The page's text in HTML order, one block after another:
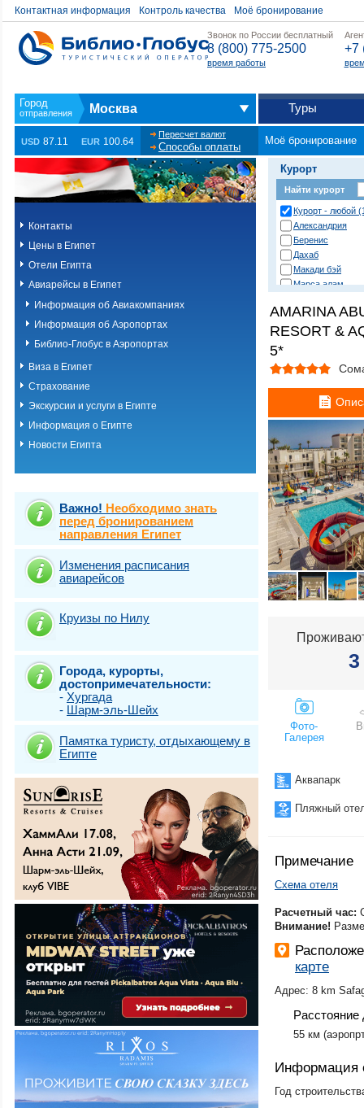
Контактная информация Контроль качества Моё бронирование
Звонок по России бесплатный
8 (800) 775-2500
время работы
+7
Москва Туры
USD 87.11 EUR 100.64
Пересчет валют
Способы оплаты
Моё бронирование
Контакты
Цены в Египет
Отели Египта
Авиарейсы в Египет
Информация об Авиакомпаниях
Информация об Аэропортах
Библио-Глобус в Аэропортах
Виза в Египет
Страхование
Экскурсии и услуги в Египте
Информация о Египте
Новости Египта
Важно! Необходимо знать
перед бронированием
направления Египет
Изменения расписания
авиарейсов
Круизы по Нилу
Города, курорты,
достопримечательности:
- Хургада
- Шарм-эль-Шейх
Памятка туристу, отдыхающему в
Египте
Курорт
Найти курорт
Курорт - любой
Александрия
Беренис
Дахаб
Макади бэй
Марса алам
Сафага
Сахл хашиш
Хургада
Шарм-эль-шейх
Эль Кусейр
Эль гуна
Эль-Аламейн
AMARINA
RESORT &
5*
3
Фото-
Галерея
Аквапарк
Пляжный
Примечание
Схема отеля
Расчетный час:
Внимание!
карте
Адрес: 8 km
Расстояние
​55 км
Информация
Год